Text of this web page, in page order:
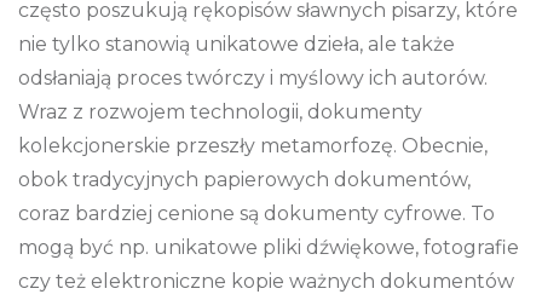
często poszukują rękopisów sławnych pisarzy, które
nie tylko stanowią unikatowe dzieła, ale także
odsłaniają proces twórczy i myślowy ich autorów.
Wraz z rozwojem technologii, dokumenty
kolekcjonerskie przeszły metamorfozę. Obecnie,
obok tradycyjnych papierowych dokumentów,
coraz bardziej cenione są dokumenty cyfrowe. To
mogą być np. unikatowe pliki dźwiękowe, fotografie
czy też elektroniczne kopie ważnych dokumentów